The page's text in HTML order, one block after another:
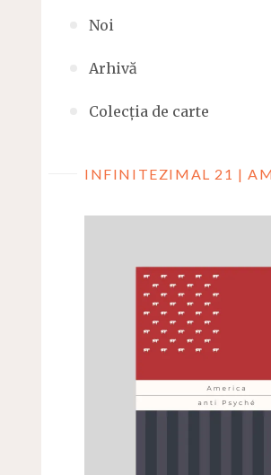
Noi
Arhivă
Colecția de carte
INFINITEZIMAL 21 |